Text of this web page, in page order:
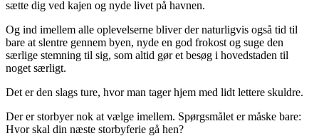
sætte dig ved kajen og nyde livet på havnen.
Og ind imellem alle oplevelserne bliver der naturligvis også tid til
bare at slentre gennem byen, nyde en god frokost og suge den
særlige stemning til sig, som altid gør et besøg i hovedstaden til
noget særligt.
Det er den slags ture, hvor man tager hjem med lidt lettere skuldre.
Der er storbyer nok at vælge imellem. Spørgsmålet er måske bare:
Hvor skal din næste storbyferie gå hen?